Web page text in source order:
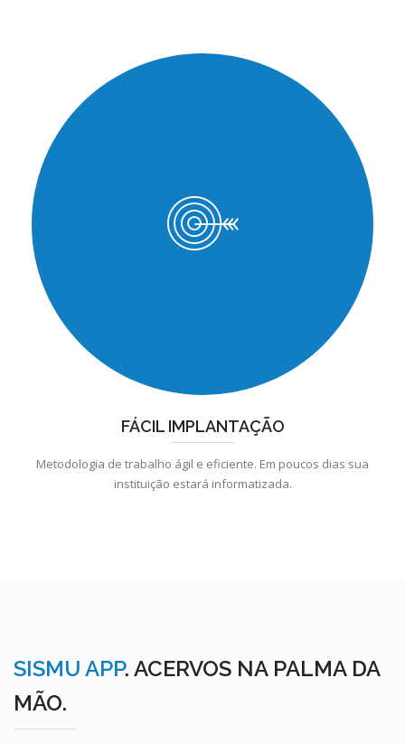
FÁCIL IMPLANTAÇÃO
Metodologia de trabalho ágil e eficiente. Em poucos dias sua
instituição estará informatizada.
SISMU APP. ACERVOS NA PALMA DA
MÃO.